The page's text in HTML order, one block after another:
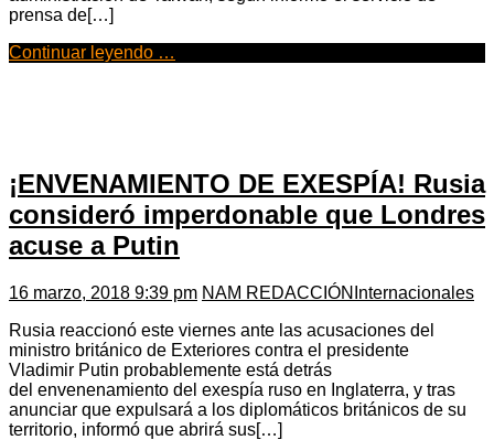
prensa de[…]
Continuar leyendo …
¡ENVENAMIENTO DE EXESPÍA! Rusia
consideró imperdonable que Londres
acuse a Putin
16 marzo, 2018 9:39 pm NAM REDACCIÓN Internacionales
Rusia reaccionó este viernes ante las acusaciones del
ministro británico de Exteriores contra el presidente
Vladimir Putin probablemente está detrás
del envenenamiento del exespía ruso en Inglaterra, y tras
anunciar que expulsará a los diplomáticos británicos de su
territorio, informó que abrirá sus[…]